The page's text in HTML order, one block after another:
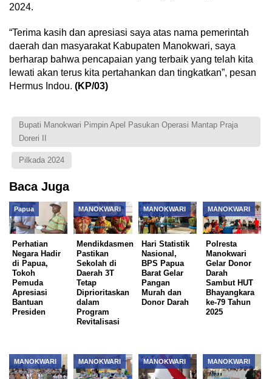
2024.
“Terima kasih dan apresiasi saya atas nama pemerintah
daerah dan masyarakat Kabupaten Manokwari, saya
berharap bahwa pencapaian yang terbaik yang telah kita
lewati akan terus kita pertahankan dan tingkatkan”, pesan
Hermus Indou. (KP/03)
Bupati Manokwari Pimpin Apel Pasukan Operasi Mantap Praja
Doreri II
Pilkada 2024
Baca Juga
Papua
Perhatian
Negara Hadir
di Papua,
Tokoh
Pemuda
Apresiasi
Bantuan
Presiden
MANOKWARI
Mendikdasmen
Pastikan
Sekolah di
Daerah 3T
Tetap
Diprioritaskan
dalam
Program
Revitalisasi
MANOKWARI
Hari Statistik
Nasional,
BPS Papua
Barat Gelar
Pangan
Murah dan
Donor Darah
MANOKWARI
Polresta
Manokwari
Gelar Donor
Darah
Sambut HUT
Bhayangkara
ke-79 Tahun
2025
MANOKWARI MANOKWARI MANOKWARI MANOKWARI